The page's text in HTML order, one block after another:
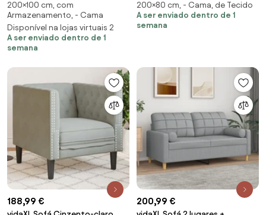
gavetão/gavetas 100x200cm
tecido cinza-acastanhado
200×100 cm, com
Armazenamento, - Cama
Disponível na lojas virtuais 2
A ser enviado dentro de 1
semana
80x200 cm veludo cinzento-
escuro
200×80 cm, - Cama, de Tecido
A ser enviado dentro de 1
semana
188,99 € 200,99 €